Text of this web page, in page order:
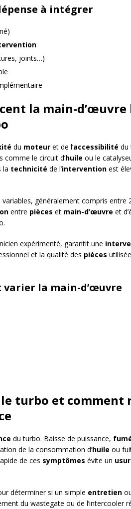
à intégrer
joints…)
la main-d’œuvre
du moteur et de l’accessibilité du
comme le circuit d’huile ou le
la technicité de l’intervention est
généralement compris entre
entre pièces et main-d’œuvre et
expérimenté, garantit une
et la qualité des pièces
la main-d’œuvre
turbo et comment
du turbo. Baisse de puissance,
de la consommation d’huile ou
de ces symptômes évite un
déterminer si un simple entretien
du wastegate ou de l’intercooler